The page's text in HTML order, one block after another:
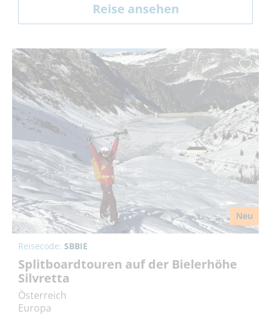
Reise ansehen
Neu
Reisecode: SBBIE
Splitboardtouren auf der Bielerhöhe
Silvretta
Österreich
Europa